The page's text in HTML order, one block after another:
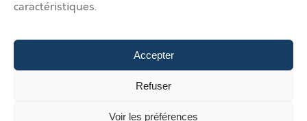
caractéristiques.
Accepter
Refuser
Voir les préférences
/mois hors charge
d’implantation dans l’agglomération Béthune Bruay Artois Lys
dans l’agglomération Béthune Bruay Artois Lys Romane
Gérer mes annonces